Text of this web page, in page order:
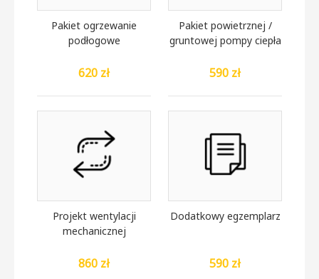
Pakiet ogrzewanie
podłogowe
620 zł
Pakiet powietrznej /
gruntowej pompy ciepła
590 zł
Projekt wentylacji
mechanicznej
860 zł
Dodatkowy egzemplarz
590 zł